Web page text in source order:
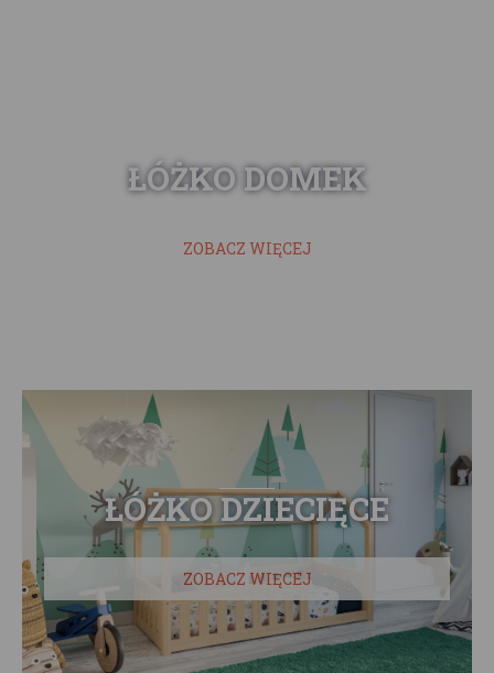
ŁÓŻKO DOMEK
ZOBACZ WIĘCEJ
ŁÓŻKO DZIECIĘCE
ZOBACZ WIĘCEJ